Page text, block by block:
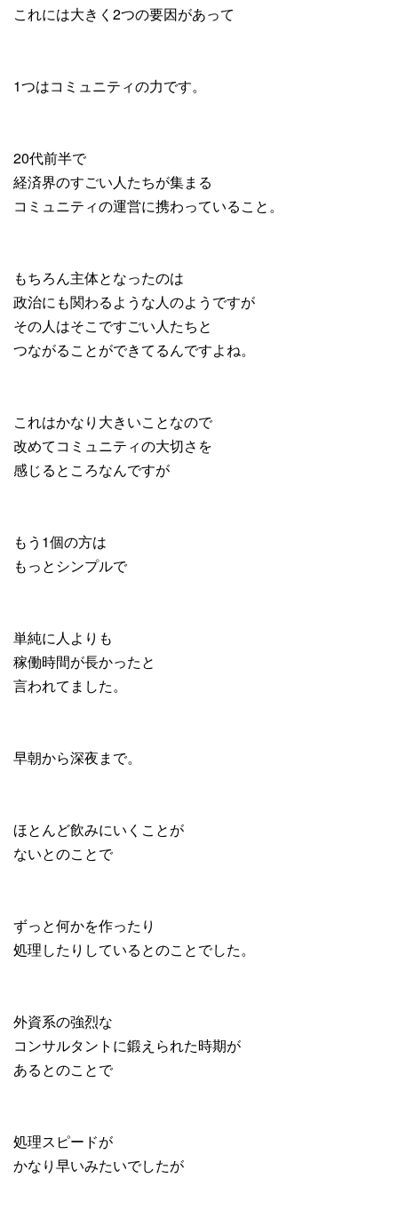
これには大きく2つの要因があって
1つはコミュニティの力です。
20代前半で
経済界のすごい人たちが集まる
コミュニティの運営に携わっていること。
もちろん主体となったのは
政治にも関わるような人のようですが
その人はそこですごい人たちと
つながることができてるんですよね。
これはかなり大きいことなので
改めてコミュニティの大切さを
感じるところなんですが
もう1個の方は
もっとシンプルで
単純に人よりも
稼働時間が長かったと
言われてました。
早朝から深夜まで。
ほとんど飲みにいくことが
ないとのことで
ずっと何かを作ったり
処理したりしているとのことでした。
外資系の強烈な
コンサルタントに鍛えられた時期が
あるとのことで
処理スピードが
かなり早いみたいでしたが